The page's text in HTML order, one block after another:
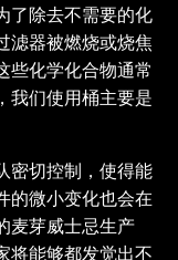
了除去不需要的化
滤器被燃烧或烧焦
些化学化合物通常
我们使用桶主要是
密切控制，使得能
的微小变化也会在
麦芽威士忌生产
将能够都发觉出不